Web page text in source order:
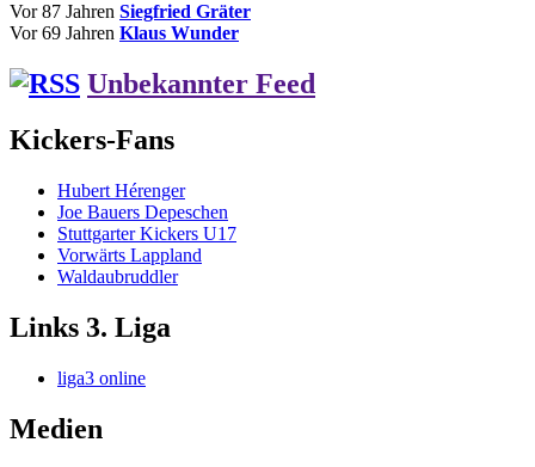
Vor 87 Jahren Siegfried Gräter
Vor 69 Jahren Klaus Wunder
Unbekannter Feed
Kickers-Fans
Hubert Hérenger
Joe Bauers Depeschen
Stuttgarter Kickers U17
Vorwärts Lappland
Waldaubruddler
Links 3. Liga
liga3 online
Medien